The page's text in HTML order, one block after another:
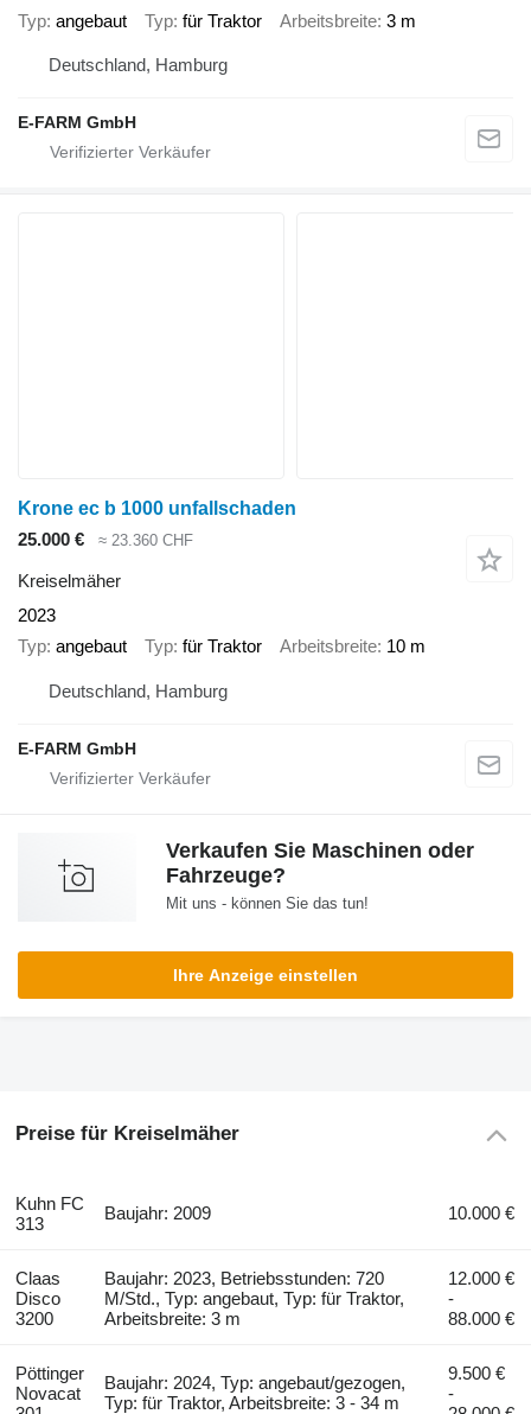
Typ angebaut Typ für Traktor Arbeitsbreite 3 m
Deutschland, Hamburg
E-FARM GmbH
Krone ec b 1000 unfallschaden
25.000 €
≈ 23.360 CHF
Kreiselmäher
2023
Typ angebaut Typ für Traktor Arbeitsbreite 10 m
Deutschland, Hamburg
E-FARM GmbH
Verkaufen Sie Maschinen oder
Fahrzeuge?
Mit uns - können Sie das tun!
Ihre Anzeige einstellen
Preise für Kreiselmäher
Kuhn FC
313
Baujahr: 2009 10.000 €
Claas
Disco
3200
Baujahr: 2023, Betriebsstunden: 720
M/Std., Typ: angebaut, Typ: für Traktor,
Arbeitsbreite: 3 m
12.000 €
-
88.000 €
Pöttinger
Novacat
Baujahr: 2024, Typ: angebaut/gezogen,
Typ: für Traktor, Arbeitsbreite: 3 - 34 m
9.500 €
-